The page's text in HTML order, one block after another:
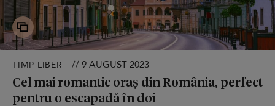
TIMP LIBER // 9 AUGUST 2023
Cel mai romantic oraș din România, perfect
pentru o escapadă în doi